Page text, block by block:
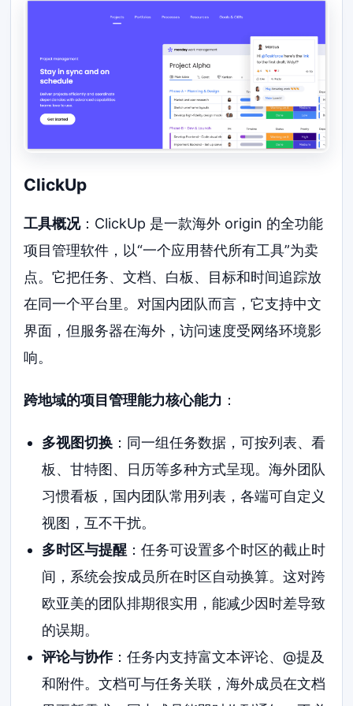
ClickUp
工具概况：ClickUp 是一款海外 origin 的全功能
项目管理软件，以“一个应用替代所有工具”为卖
点。它把任务、文档、白板、目标和时间追踪放
在同一个平台里。对国内团队而言，它支持中文
界面，但服务器在海外，访问速度受网络环境影
响。
跨地域的项目管理能力核心能力 ：
多视图切换：同一组任务数据，可按列表、看
板、甘特图、日历等多种方式呈现。海外团队
习惯看板，国内团队常用列表，各端可自定义
视图，互不干扰。
多时区与提醒：任务可设置多个时区的截止时
间，系统会按成员所在时区自动换算。这对跨
欧亚美的团队排期很实用，能减少因时差导致
的误期。
评论与协作：任务内支持富文本评论、@提及
和附件。文档可与任务关联，海外成员在文档